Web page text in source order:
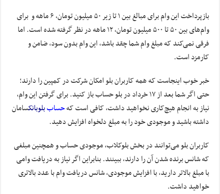
بازپرداخت اینوامبرایمبالغبین۱تازیر۵۰میلیون تومان،۶ماههو برای
وام‌هایبین تا ۵۰۰میلیون تومان،۱۲ماهه در نظر گرفته شده است.اما
فرقی نمی‌کند که مبلغ وام شما چقد باشد، اینوامبدون سود،ضامنو
کارمزداست.
خبر خوب اینجاست که همه کاربران بلو امکان شرکت در کمپین را دارند؛
حتی اگر شما بعداز۱۷خرداددر بلو حساب باز کنید.برای گرفتناینوام،
نیاز به انجام هیچ‌کاری نخواهید داشت، کافی است کهحساببلوبانکسامان
داشته باشیدو موجودی خود را به مبلغ دلخواه افزایش دهید.
کاربران بلومی‌توانند در بخش بلوکلاب، موجودی حساب و همچنین مبلغی
که شانس برنده شدن آن را دارند، ببینند. بنابراین اگر نیاز به دریافت وامی
بامبلغبالاتردارید،با افزایش موجودی،شانسدریافت وام با عدد بالاتری
خواهید داشت.